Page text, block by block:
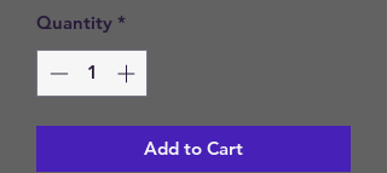
Quantity *
Add to Cart